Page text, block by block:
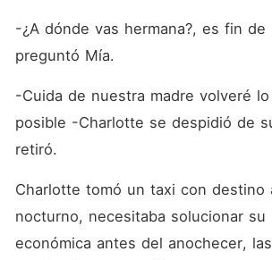
-¿A dónde vas hermana?, es fin de
preguntó Mía.
-Cuida de nuestra madre volveré
posible -Charlotte se despidió de
retiró.
Charlotte tomó un taxi con destino
nocturno, necesitaba solucionar su
económica antes del anochecer,